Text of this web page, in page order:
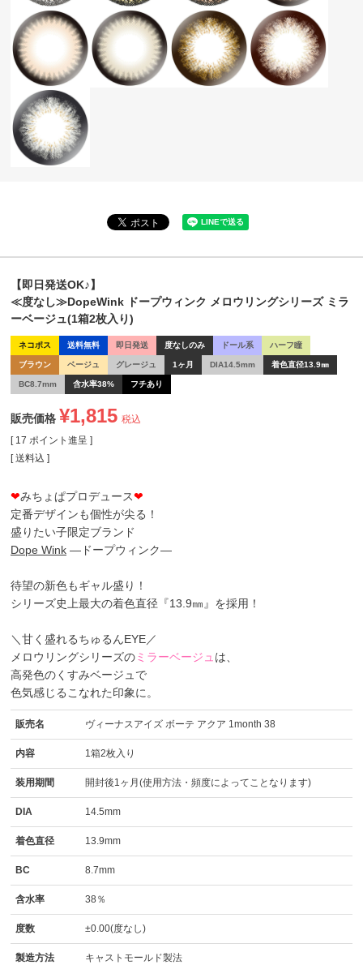
【即日発送OK♪】
≪度なし≫DopeWink ドープウィンク メロウリングシリーズ ミラ
ーベージュ(1箱2枚入り)
ネコポス 送料無料 即日発送 度なしのみ ドール系 ハーフ瞳
ブラウン ベージュ グレージュ 1ヶ月 DIA14.5mm 着色直径13.9㎜
BC8.7mm 含水率38% フチあり
販売価格 ¥1,815 税込
[ 17 ポイント進呈 ]
送料込
❤みちょぱプロデュース❤
定番デザインも個性が尖る！
盛りたい子限定ブランド
Dope Wink ―ドープウィンク―
待望の新色もギャル盛り！
シリーズ史上最大の着色直径『13.9㎜』を採用！
＼甘く盛れるちゅるんEYE／
メロウリングシリーズのミラーベージュは、
高発色のくすみベージュで
色気感じるこなれた印象に。
販売名 ヴィーナスアイズ ボーテ アクア 1month 38
内容 1箱2枚入り
装用期間 開封後1ヶ月(使用方法・頻度によってことなります)
DIA 14.5mm
着色直径 13.9mm
BC 8.7mm
含水率 38％
度数 ±0.00(度なし)
製造方法 キャストモールド製法